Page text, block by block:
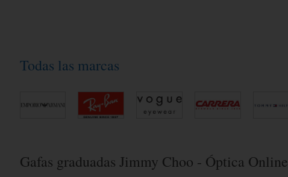
Todas las marcas
Gafas graduadas Jimmy Choo - Óptica Online